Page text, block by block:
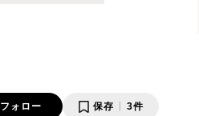
フォロー 保存 3件